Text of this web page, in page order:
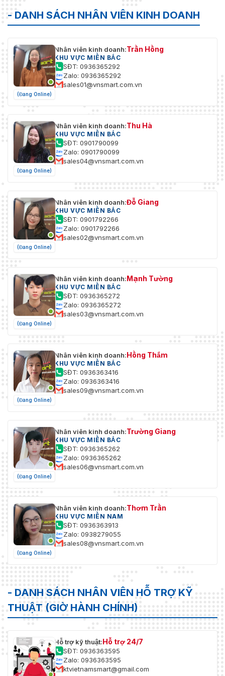
duyệt web
Chrome 57+、Firefox 52+、Safari 12+||IE10-11
chủ
Lưu trữ
mạng
NAS (NFS, SMB/CIFS)
Khách
hàng
iVMS-4200, HikCentral Pro, Hik-Connect
Không
dây (Wi-
Fi)
không
dây
Lên đến 20 m (Hiệu suất thay đổi tùy theo môi
Không
dây
(Truyền
Tính
thường
xuyên
LTE FDD/LTE TDD/WCDMA/HSPA+/GSM/GPRS/
Tiêu
Hình ảnh
Chuyển
đổi tham
số hình
Đúng
Cài đặt
hình ảnh
Độ bão hòa, độ sáng, độ tương phản, độ sắc
Dải động
rộng
(WDR)
120 dB
Làm mờ
sương
Khử sương mù kỹ thuật số
Chuyển
đổi Ngày/
hình ảnh
BLC, HLC, DNR 3D
Ổn định
EIS
Tập trung
khu vực
Đúng
Tiếp xúc
- DANH SÁCH NHÂN VIÊN KINH DOANH
(Đang Online)
Nhân viên kinh doanh:Trần Hồng
KHU VỰC MIỀN BẮC
SĐT: 0936365292
Zalo: 0936365292
sales01@vnsmart.com.vn
(Đang Online)
Nhân viên kinh doanh:Thu Hà
KHU VỰC MIỀN BẮC
SĐT: 0901790099
Zalo: 0901790099
sales04@vnsmart.com.vn
(Đang Online)
Nhân viên kinh doanh:Đỗ Giang
KHU VỰC MIỀN BẮC
SĐT: 0901792266
Zalo: 0901792266
sales02@vnsmart.com.vn
(Đang Online)
Nhân viên kinh doanh:Mạnh Tường
KHU VỰC MIỀN BẮC
SĐT: 0936365272
Zalo: 0936365272
sales03@vnsmart.com.vn
(Đang Online)
Nhân viên kinh doanh:Hồng Thắm
KHU VỰC MIỀN BẮC
SĐT: 0936363416
Zalo: 0936363416
sales09@vnsmart.com.vn
(Đang Online)
Nhân viên kinh doanh:Trường Giang
KHU VỰC MIỀN BẮC
SĐT: 0936365262
Zalo: 0936365262
sales06@vnsmart.com.vn
(Đang Online)
Nhân viên kinh doanh:Thơm Trần
KHU VỰC MIỀN NAM
SĐT: 0936363913
Zalo: 0938279055
sales08@vnsmart.com.vn
- DANH SÁCH NHÂN VIÊN HỖ TRỢ KỸ
THUẬT (GIỜ HÀNH CHÍNH)
Hỗ trợ kỹ thuật:Hỗ trợ 24/7
SĐT: 0936363595
Zalo: 0936363595
ktvietnamsmart@gmail.com